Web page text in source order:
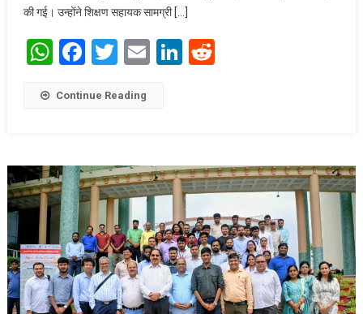
की गई। उन्होंने शिक्षण सहायक सामग्री […]
WhatsApp
Facebook
Twitter
EmailLinkedIn
Reddit
Continue Reading